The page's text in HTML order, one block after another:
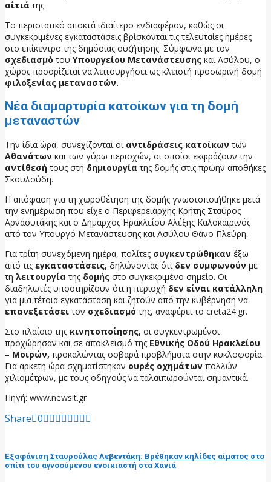
αίτιά της.
Το περιστατικό αποκτά ιδιαίτερο ενδιαφέρον, καθώς οι
συγκεκριμένες εγκαταστάσεις βρίσκονται τις τελευταίες ημέρες
στο επίκεντρο της δημόσιας συζήτησης. Σύμφωνα με τον
σχεδιασμό του Υπουργείου Μετανάστευσης και Ασύλου, ο
χώρος προορίζεται να λειτουργήσει ως κλειστή προσωρινή δομή
φιλοξενίας μεταναστών.
Νέα διαμαρτυρία κατοίκων για τη δομή
μεταναστών
Την ίδια ώρα, συνεχίζονται οι αντιδράσεις κατοίκων των
Αθανάτων και των γύρω περιοχών, οι οποίοι εκφράζουν την
αντίθεσήτους στη δημιουργία της δομής στις πρώην αποθήκες
Σκουλούδη.
Η απόφαση για τη χωροθέτηση της δομής γνωστοποιήθηκε μετά
την ενημέρωση που είχε ο Περιφερειάρχης Κρήτης Σταύρος
Αρναουτάκης και ο Δήμαρχος Ηρακλείου Αλέξης Καλοκαιρινός
από τον Υπουργό Μετανάστευσης και Ασύλου Θάνο Πλεύρη.
Για τρίτη συνεχόμενη ημέρα, πολίτες συγκεντρώθηκαν έξω
από τις εγκαταστάσεις, δηλώνοντας ότι δεν συμφωνούν με
τη λειτουργία της δομής στο συγκεκριμένο σημείο. Οι
διαδηλωτές υποστηρίζουν ότι η περιοχή δεν είναι κατάλληλη
για μια τέτοια εγκατάσταση και ζητούν από την κυβέρνηση να
επανεξετάσειτον σχεδιασμό της, αναφέρει το creta24.gr.
Στο πλαίσιο της κινητοποίησης, οι συγκεντρωμένοι
προχώρησαν και σε αποκλεισμό της Εθνικής Οδού Ηρακλείου
– Μοιρών, προκαλώντας σοβαρά προβλήματα στην κυκλοφορία.
Για αρκετή ώρα σχηματίστηκαν ουρές οχημάτων πολλών
χιλιομέτρων, με τους οδηγούς να ταλαιπωρούνται σημαντικά.
Πηγή: www.newsit.gr
Share 0
Εξαφάνιση Σταυρούλας Λεβεντάκη: Βρέθηκαν κηλίδες αίματος στο
σπίτι του αγνοούμενου ενοικιαστή στα Χανιά